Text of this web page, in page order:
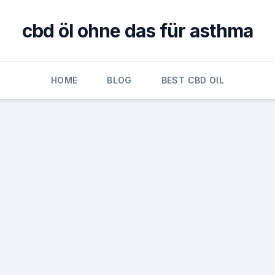
cbd öl ohne das für asthma
HOME BLOG BEST CBD OIL